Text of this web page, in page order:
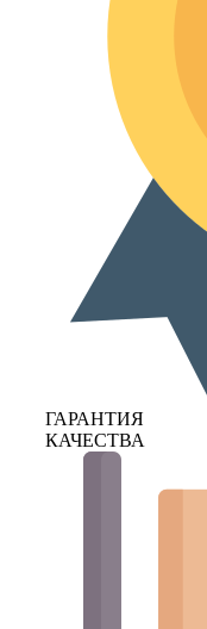
ГАРАНТИЯ
КАЧЕСТВА